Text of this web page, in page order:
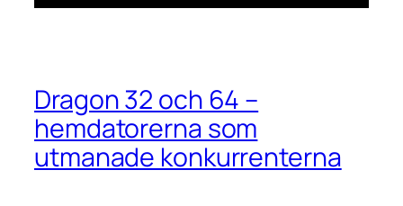
Dragon 32 och 64 –
hemdatorerna som
utmanade konkurrenterna